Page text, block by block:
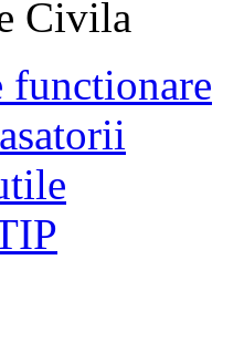
Civila
functionare